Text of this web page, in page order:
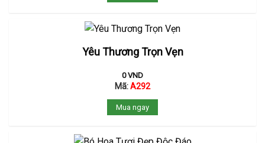
Yêu Thương Trọn Vẹn
0VND
Mã:A292
Mua ngay